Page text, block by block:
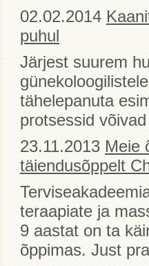
02.02.2014
puhul
Järjest suurem
tähelepanuta
protsessid
23.11.2013 Meie
täiendusõppelt
teraapiate ja
9 aastat on ta
õppimas. Just